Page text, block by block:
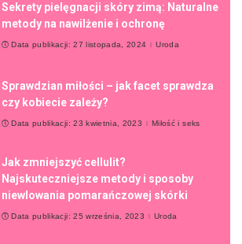
Sekrety pielęgnacji skóry zimą: Naturalne
metody na nawilżenie i ochronę
Data publikacji: 27 listopada, 2024 Uroda
Sprawdzian miłości – jak facet sprawdza
czy kobiecie zależy?
Data publikacji: 23 kwietnia, 2023 Miłość i seks
Jak zmniejszyć cellulit?
Najskuteczniejsze metody i sposoby
niewlowania pomarańczowej skórki
Data publikacji: 25 września, 2023 Uroda